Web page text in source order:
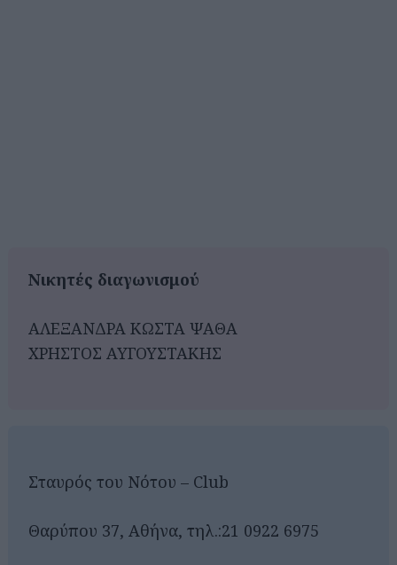
Νικητές διαγωνισμού
ΑΛΕΞΑΝΔΡΑ ΚΩΣΤΑ ΨΑΘΑ
ΧΡΗΣΤΟΣ ΑΥΓΟΥΣΤΑΚΗΣ
Σταυρός του Νότου – Club
Θαρύπου 37, Αθήνα, τηλ.:21 0922 6975